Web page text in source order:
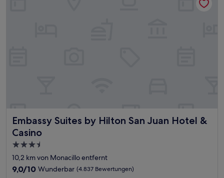
Embassy Suites by Hilton San Juan Hotel &
Casino
Embassy Suites by Hilton San Juan Hotel & Casino
3.5-
Sterne-
Unterkunft
10,2 km von Monacillo entfernt
9.0
9,0/10 Wunderbar (4.837 Bewertungen)